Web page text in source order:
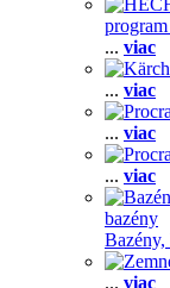
... viac
... viac
... viac
... viac
bazény
Bazény,
... viac